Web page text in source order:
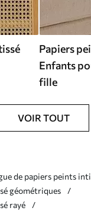
Papiers
Enfants
fille
VOIR TOUT
de papiers peints
géométriques
rayé